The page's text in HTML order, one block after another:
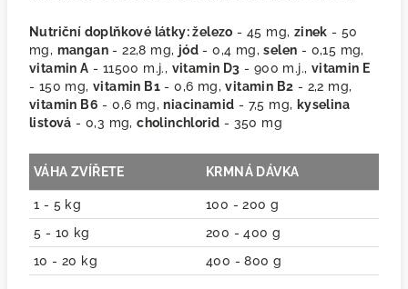
Nutriční doplňkové látky:železo - 45 mg, zinek - 50
mg, mangan - 22,8 mg, jód - 0,4 mg,selen - 0,15 mg,
vitamin A - 11500 m.j., vitamin D3 - 900 m.j., vitamin E
- 150 mg,vitamin B1 - 0,6 mg,vitamin B2 - 2,2 mg,
vitamin B6 - 0,6 mg,niacinamid - 7,5 mg, kyselina
listová - 0,3 mg,cholinchlorid - 350 mg
VÁHA ZVÍŘETE KRMNÁ DÁVKA
1 - 5 kg
100 - 200 g
5 - 10 kg
200 - 400 g
10 - 20 kg
400 - 800 g